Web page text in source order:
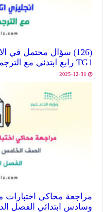
(126) سؤال محتمل في
TG1 رابع ابتدئي مع الترجمة والإجابات
2025-12-31
مراجعة محاكي اختبارات
وسادس ابتدائي الفصل